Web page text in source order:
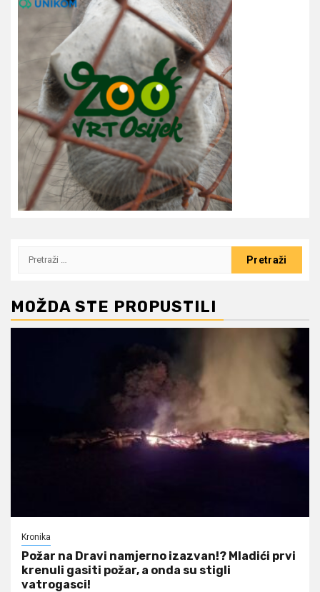
Pretraži:
MOŽDA STE PROPUSTILI
Kronika
Požar na Dravi namjerno izazvan!? Mladići prvi
krenuli gasiti požar, a onda su stigli
vatrogasci!